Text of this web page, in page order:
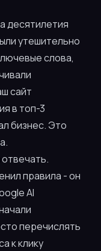
десятилетия
утешительно
слова,
сайт
в топ-3
бизнес. Это
правила - он
AI
перечислять
к клику